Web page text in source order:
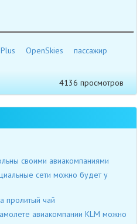
OpenSkies
пассажир
4136 просмотров
своими авиакомпаниями
сети можно будет у
пролитый чай
авиакомпании KLM можно